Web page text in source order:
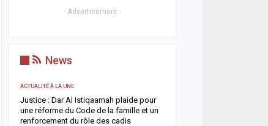
- Advertisement -
News
ACTUALITÉ À LA UNE
Justice : Dar Al Istiqaamah plaide pour
une réforme du Code de la famille et un
renforcement du rôle des cadis